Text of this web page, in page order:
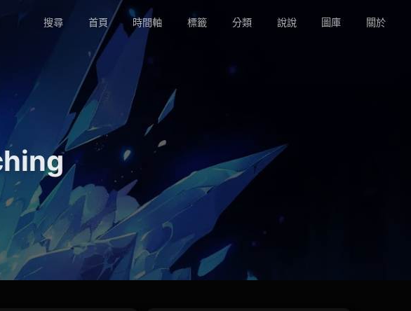
搜尋 首頁 時間軸 標籤 分類 說說 圖庫 關於